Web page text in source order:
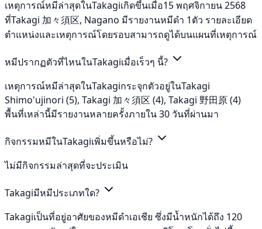
เหตุการณ์หมีล่าสุดในTakagiเกิดขึ้นเมื่อ15 พฤศจิกายน 2568
ที่Takagi 加々須区, Nagano มีรายงานหมีดำ 1ตัว รายละเอียด
ตำแหน่งและเหตุการณ์โดยรอบสามารถดูได้บนแผนที่เหตุการณ์
หมีปรากฏตัวที่ไหนในTakagiเมื่อเร็วๆ นี้?
เหตุการณ์หมีล่าสุดในTakagiกระจุกตัวอยู่ในTakagi
Shimo'ujinori (5), Takagi 加々須区 (4), Takagi 野田原 (4)
พื้นที่เหล่านี้มีรายงานหลายครั้งภายใน 30 วันที่ผ่านมา
กิจกรรมหมีในTakagiเพิ่มขึ้นหรือไม่?
ไม่มีกิจกรรมล่าสุดที่จะประเมิน
Takagiมีหมีประเภทใด?
Takagiเป็นที่อยู่อาศัยของหมีดำเอเชีย ซึ่งมีน้ำหนักได้ถึง 120